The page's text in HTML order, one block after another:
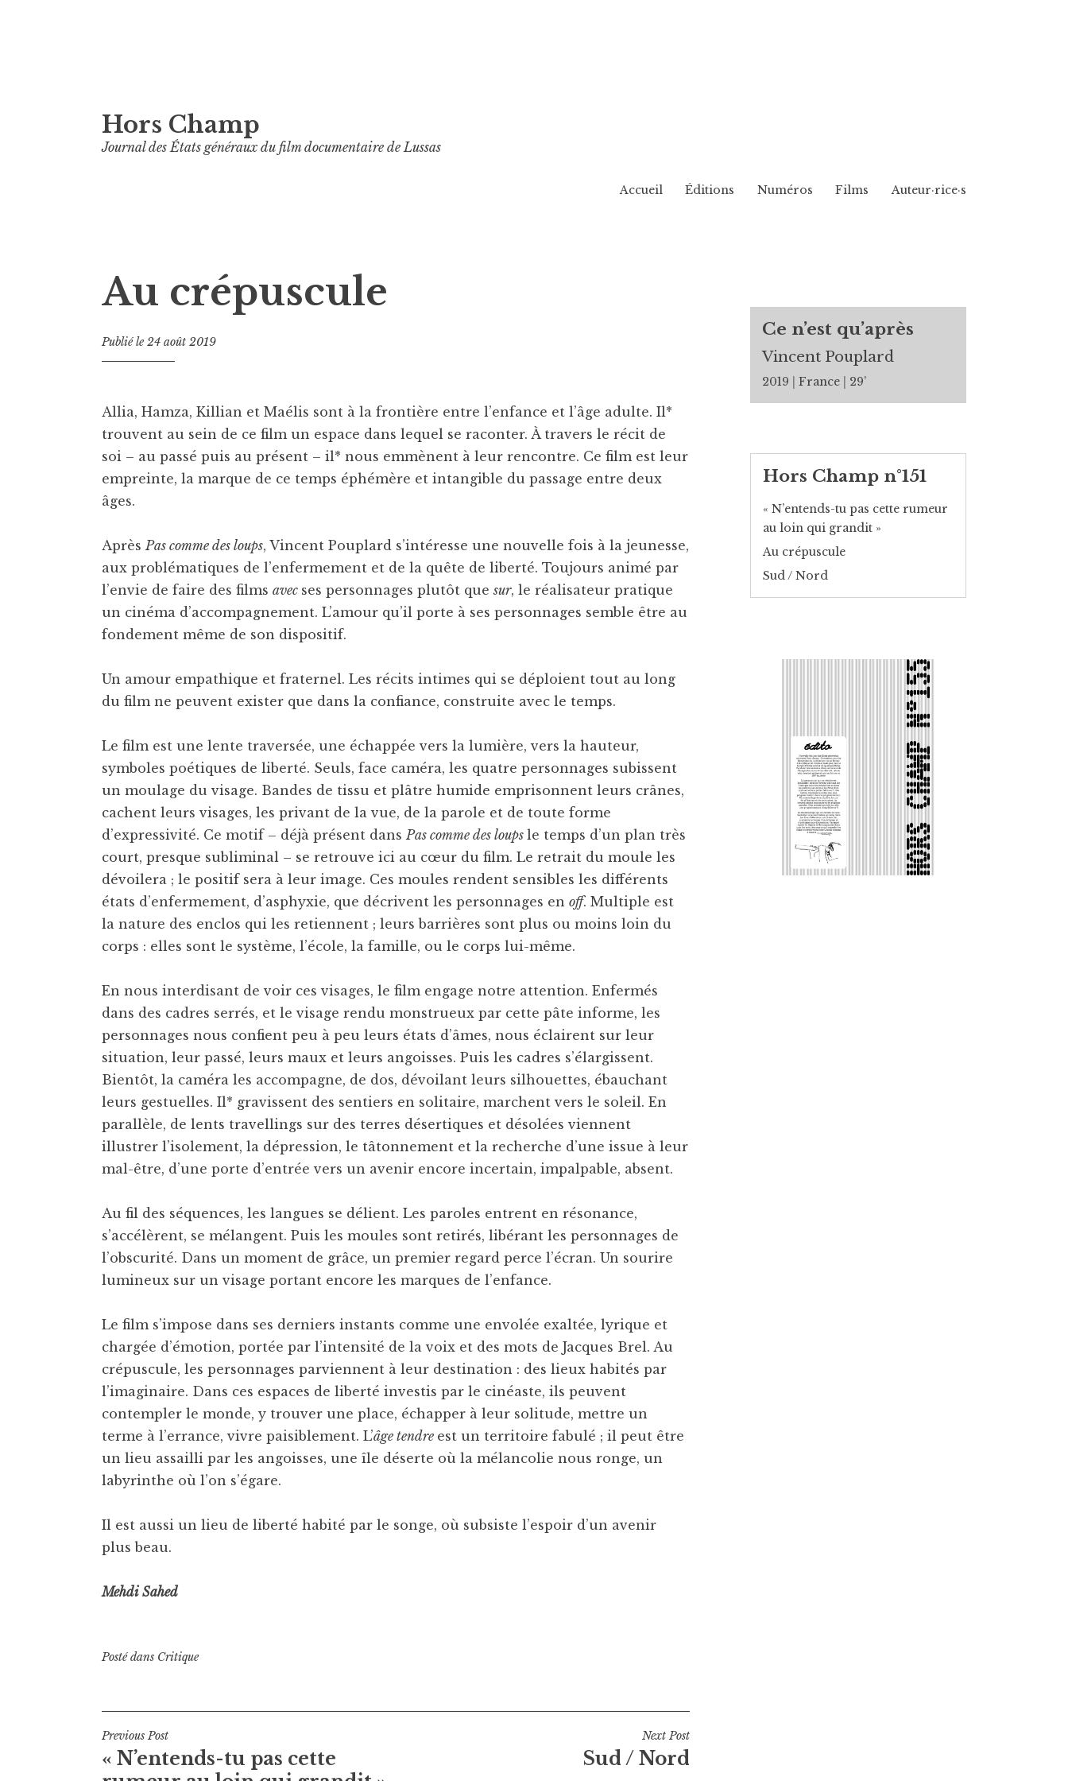
au
contenu
Hors Champ
Journal des États généraux du film documentaire de Lussas
Accueil Éditions Numéros Films Auteur·rice·s
Au crépuscule
Publié le24 août 2019
Allia, Hamza, Killian et Maélis sont à la frontière entre l’enfance et l’âge adulte. Il*
trouvent au sein de ce film un espace dans lequel se raconter. À travers le récit de
soi – au passé puis au présent – il* nous emmènent à leur rencontre. Ce film est leur
empreinte, la marque de ce temps éphémère et intangible du passage entre deux
âges.
AprèsPas comme des loups, Vincent Pouplard s’intéresse une nouvelle fois à la jeunesse,
aux problématiques de l’enfermement et de la quête de liberté. Toujours animé par
l’envie de faire des films avec ses personnages plutôt quesur, le réalisateur pratique
un cinéma d’accompagnement. L’amour qu’il porte à ses personnages semble être au
fondement même de son dispositif.
Un amour empathique et fraternel. Les récits intimes qui se déploient tout au long
du film ne peuvent exister que dans la confiance, construite avec le temps.
Le film est une lente traversée, une échappée vers la lumière, vers la hauteur,
symboles poétiques de liberté. Seuls, face caméra, les quatre personnages subissent
un moulage du visage. Bandes de tissu et plâtre humide emprisonnent leurs crânes,
cachent leurs visages, les privant de la vue, de la parole et de toute forme
d’expressivité. Ce motif – déjà présent dansPas comme des loups le temps d’un plan très
court, presque subliminal – se retrouve ici au cœur du film. Le retrait du moule les
dévoilera ; le positif sera à leur image. Ces moules rendent sensibles les différents
états d’enfermement, d’asphyxie, que décrivent les personnages en off. Multiple est
la nature des enclos qui les retiennent ; leurs barrières sont plus ou moins loin du
corps : elles sont le système, l’école, la famille, ou le corps lui-même.
En nous interdisant de voir ces visages, le film engage notre attention. Enfermés
dans des cadres serrés, et le visage rendu monstrueux par cette pâte informe, les
personnages nous confient peu à peu leurs états d’âmes, nous éclairent sur leur
situation, leur passé, leurs maux et leurs angoisses. Puis les cadres s’élargissent.
Bientôt, la caméra les accompagne, de dos, dévoilant leurs silhouettes, ébauchant
leurs gestuelles. Il* gravissent des sentiers en solitaire, marchent vers le soleil. En
parallèle, de lents travellings sur des terres désertiques et désolées viennent
illustrer l’isolement, la dépression, le tâtonnement et la recherche d’une issue à leur
mal-être, d’une porte d’entrée vers un avenir encore incertain, impalpable, absent.
Au fil des séquences, les langues se délient. Les paroles entrent en résonance,
s’accélèrent, se mélangent. Puis les moules sont retirés, libérant les personnages de
l’obscurité. Dans un moment de grâce, un premier regard perce l’écran. Un sourire
lumineux sur un visage portant encore les marques de l’enfance.
Le film s’impose dans ses derniers instants comme une envolée exaltée, lyrique et
chargée d’émotion, portée par l’intensité de la voix et des mots de Jacques Brel. Au
crépuscule, les personnages parviennent à leur destination : des lieux habités par
l’imaginaire. Dans ces espaces de liberté investis par le cinéaste, ils peuvent
contempler le monde, y trouver une place, échapper à leur solitude, mettre un
terme à l’errance, vivre paisiblement. L’âge tendre est un territoire fabulé ; il peut être
un lieu assailli par les angoisses, une île déserte où la mélancolie nous ronge, un
labyrinthe où l’on s’égare.
Il est aussi un lieu de liberté habité par le songe, où subsiste l’espoir d’un avenir
plus beau.
Mehdi Sahed
Posté dans Critique
Navigation
de
Previous Post
« N’entends-tu pas cette
Next Post
Sud / Nord
Ce n’est qu’après
Vincent Pouplard
2019 France 29’
Hors Champ n°151
« N’entends-tu pas cette rumeur
au loin qui grandit »
Au crépuscule
Sud / Nord